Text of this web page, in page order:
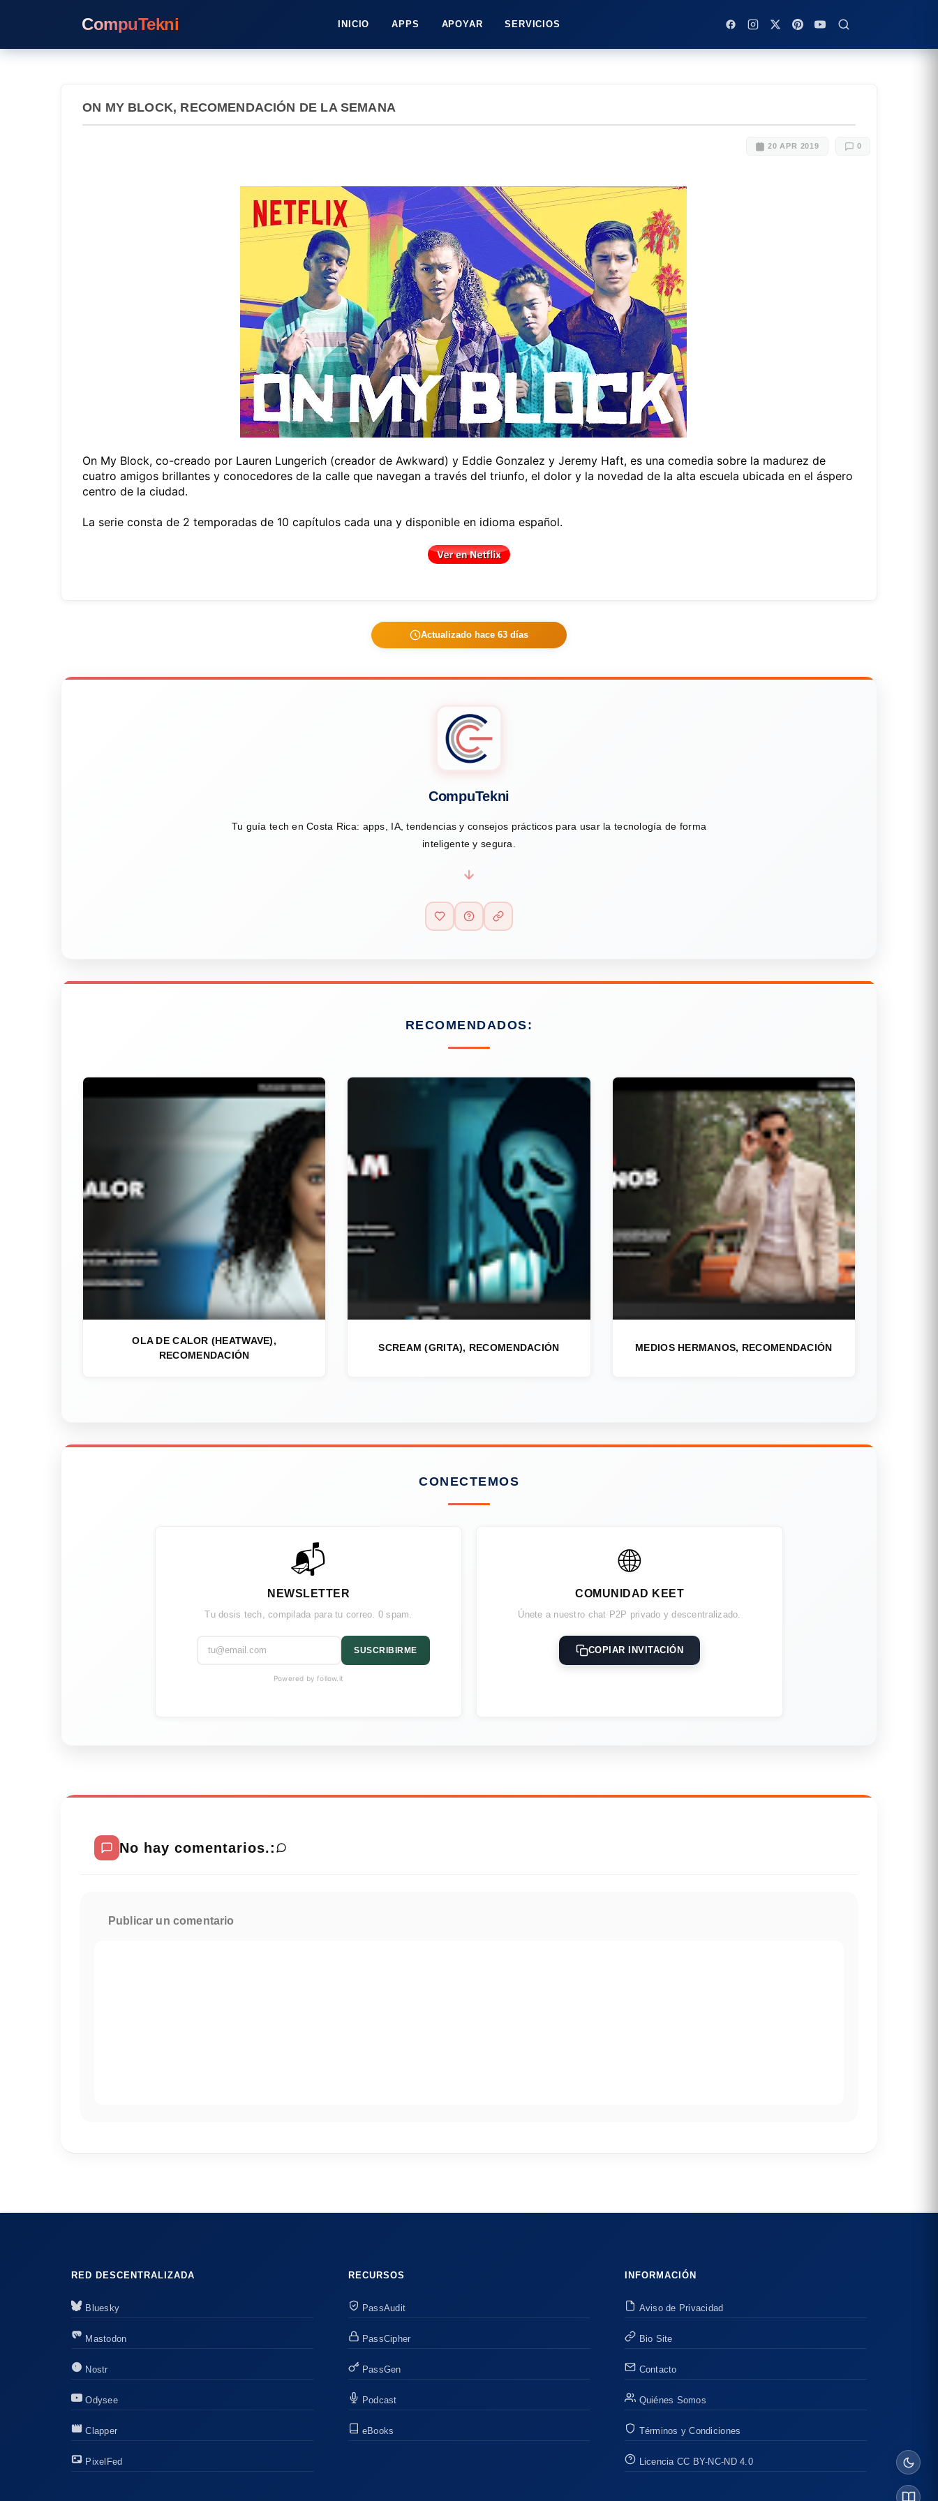
CompuTekni INICIO APPS APOYAR SERVICIOS
ON MY BLOCK, RECOMENDACIÓN DE LA SEMANA
20 APR 2019 0
On My Block, co-creado por Lauren Lungerich (creador de Awkward) y Eddie Gonzalez y Jeremy Haft, es una comedia sobre la madurez de
cuatro amigos brillantes y conocedores de la calle que navegan a través del triunfo, el dolor y la novedad de la alta escuela ubicada en el áspero
centro de la ciudad.
La serie consta de 2 temporadas de 10 capítulos cada una y disponible en idioma español.
Actualizado hace 63 días
CompuTekni
Tu guía tech en Costa Rica: apps, IA, tendencias y consejos prácticos para usar la tecnología de forma
inteligente y segura.
RECOMENDADOS:
OLA DE CALOR (HEATWAVE),
RECOMENDACIÓN
SCREAM (GRITA), RECOMENDACIÓN MEDIOS HERMANOS, RECOMENDACIÓN
CONECTEMOS
📬
NEWSLETTER
Tu dosis tech, compilada para tu correo. 0 spam.
SUSCRIBIRME
Powered by follow.it
🌐
COMUNIDAD KEET
Únete a nuestro chat P2P privado y descentralizado.
COPIAR INVITACIÓN
No hay comentarios.:
Publicar un comentario
RED DESCENTRALIZADA
Bluesky
Mastodon
Nostr
Odysee
Clapper
PixelFed
RECURSOS
PassAudit
PassCipher
PassGen
Podcast
eBooks
INFORMACIÓN
Aviso de Privacidad
Bio Site
Contacto
Quiénes Somos
Términos y Condiciones
Licencia CC BY-NC-ND 4.0